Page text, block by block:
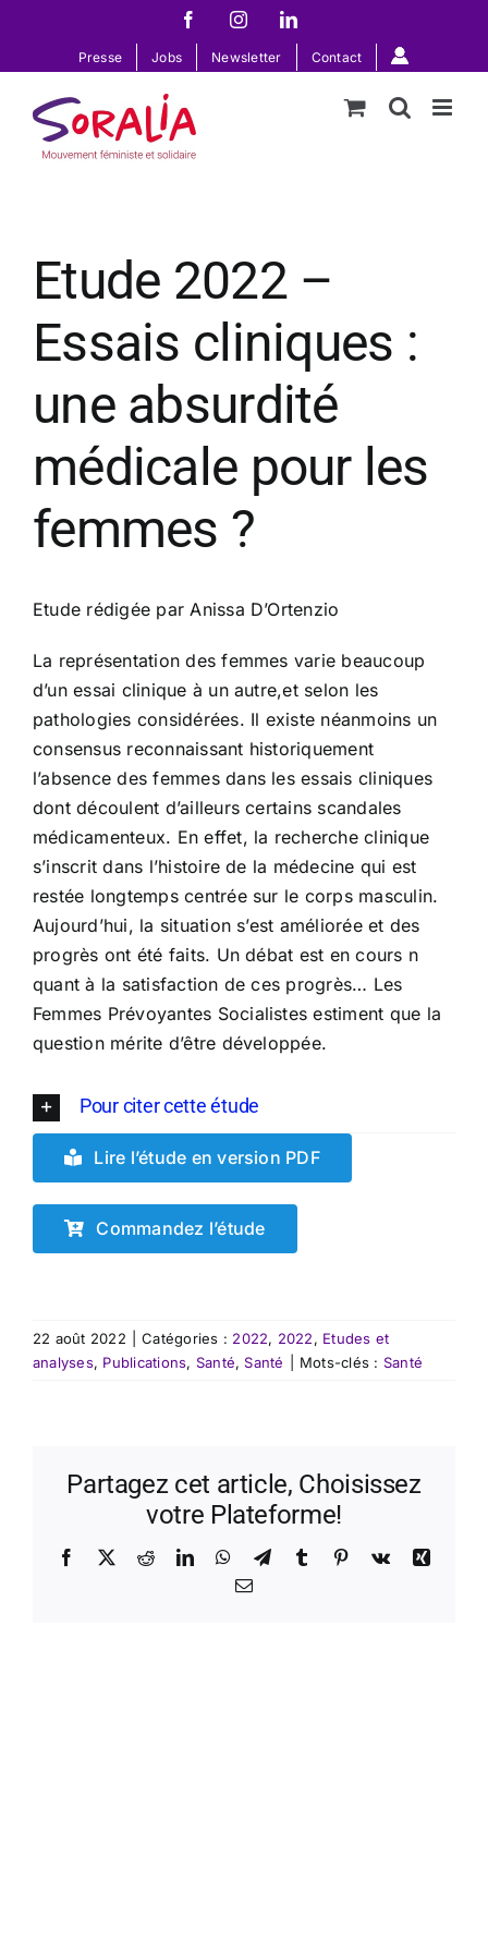
contenu
FacebookInstagramLinkedIn
Presse Jobs Newsletter Contact
Etude 2022 –
Essais cliniques :
une absurdité
médicale pour les
femmes ?
Etude rédigée par Anissa D’Ortenzio
La représentation des femmes varie beaucoup
d’un essai clinique à un autre,et selon les
pathologies considérées. Il existe néanmoins un
consensus reconnaissant historiquement
l’absence des femmes dans les essais cliniques
dont découlent d’ailleurs certains scandales
médicamenteux. En effet, la recherche clinique
s’inscrit dans l’histoire de la médecine qui est
restée longtemps centrée sur le corps masculin.
Aujourd’hui, la situation s’est améliorée et des
progrès ont été faits. Un débat est en cours n
quant à la satisfaction de ces progrès… Les
Femmes Prévoyantes Socialistes estiment que la
question mérite d’être développée.
Pour citer cette étude
Lire l’étude en version PDF
Commandez l’étude
22 août 2022 Catégories : 2022, 2022, Etudes et
analyses, Publications, Santé,Santé Mots-clés : Santé
Partagez cet article, Choisissez
votre Plateforme!
Facebook
X RedditLinkedInWhatsApp
TelegramTumblr Pinterest
Vk
Xing
Email